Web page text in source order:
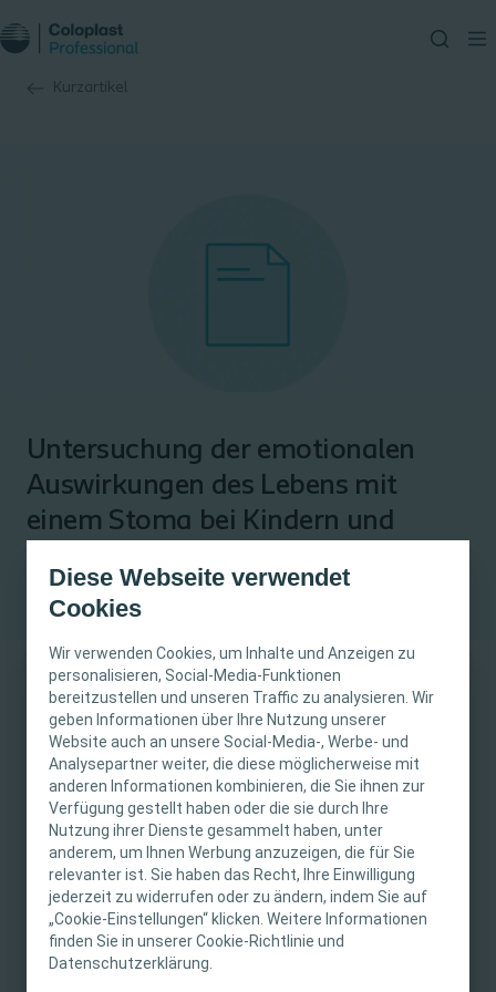
Diese Webseite verwendet
Cookies
Wir verwenden Cookies, um Inhalte und Anzeigen zu
personalisieren, Social-Media-Funktionen
bereitzustellen und unseren Traffic zu analysieren. Wir
geben Informationen über Ihre Nutzung unserer
Website auch an unsere Social-Media-, Werbe- und
Analysepartner weiter, die diese möglicherweise mit
anderen Informationen kombinieren, die Sie ihnen zur
Verfügung gestellt haben oder die sie durch Ihre
Nutzung ihrer Dienste gesammelt haben, unter
anderem, um Ihnen Werbung anzuzeigen, die für Sie
relevanter ist. Sie haben das Recht, Ihre Einwilligung
jederzeit zu widerrufen oder zu ändern, indem Sie auf
„Cookie-Einstellungen“ klicken. Weitere Informationen
finden Sie in unserer Cookie-Richtlinie und
Datenschutzerklärung.
Kurzartikel
WICHTIGER HINWEIS
Diese Website richtet sich nur an medizinische
Fachpersonen. Der Inhalt der Website ist für
fachliche Informations- und Fortbildungszwecke
bestimmt. Coloplast bietet keinen individuellen
medizinischen Rat. Die Verantwortung für die
individuelle Patientenversorgung liegt bei den
medizinischen Fachpersonen. Detaillierte
Produktinformationen zu den vorgestellten
Produkten, einschliesslich Anwendungshinweise,
Untersuchung der emotionalen
Auswirkungen des Lebens mit
einem Stoma bei Kindern und
Untersuchung der emotionalen
Auswirkungen des Lebens mit
einem Stoma auf Kinder und
Jugendliche (auf Englisch)
PDF 1 Seiten
Download